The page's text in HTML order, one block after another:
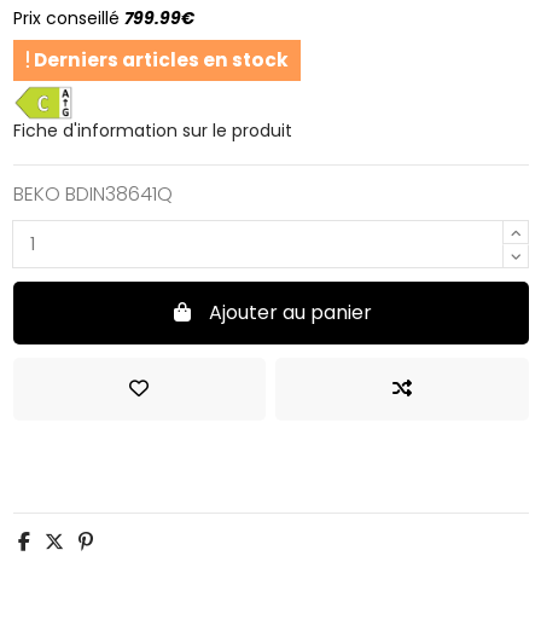
Prix conseillé 799.99€
Derniers articles en stock
C
Fiche d'information sur le produit
BEKO BDIN38641Q
Ajouter au panier